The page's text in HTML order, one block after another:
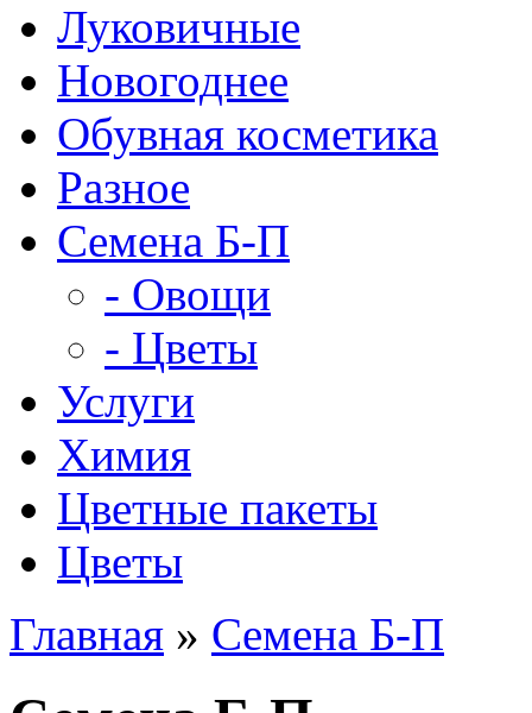
Луковичные
Новогоднее
Обувная косметика
Разное
Семена Б-П
- Овощи
- Цветы
Услуги
Химия
Цветные пакеты
Цветы
Главная » Семена Б-П